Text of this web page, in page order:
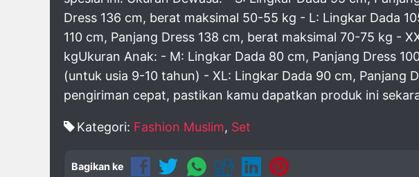
Dress 136 cm, berat maksimal 50-55 kg - L: Lingkar Dada
110 cm, Panjang Dress 138 cm, berat maksimal 70-75 kg -
kgUkuran Anak: - M: Lingkar Dada 80 cm, Panjang Dress
(untuk usia 9-10 tahun) - XL: Lingkar Dada 90 cm, Panjang
pengiriman cepat, pastikan kamu dapatkan produk ini
Kategori: Fashion Muslim, Set
Bagikan ke